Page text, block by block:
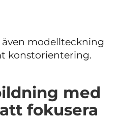
modellteckning
konstorientering.
med
fokusera